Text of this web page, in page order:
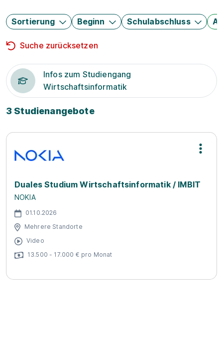
Sortierung Beginn Schulabschluss
Suche zurücksetzen
Infos zum Studiengang
Wirtschaftsinformatik
3 Studienangebote
Duales Studium Wirtschaftsinformatik / IMBIT
NOKIA
01.10.2026
Mehrere Standorte
Video
13.500 - 17.000 € pro Monat